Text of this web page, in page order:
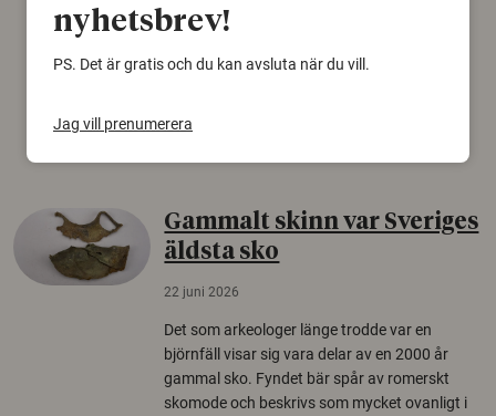
konspirationsteorier är ofta mer mottagliga
för rysk desinformation. Det visar en studie
från Försvarshögskolan med deltagare i fyra
Säkerhetspolitik
Gammalt skinn var Sveriges
äldsta sko
22 juni 2026
Det som arkeologer länge trodde var en
björnfäll visar sig vara delar av en 2000 år
gammal sko. Fyndet bär spår av romerskt
skomode och beskrivs som mycket ovanligt i
nyhetsbrev!
PS. Det är gratis och du kan avsluta när du vill.
Jag vill prenumerera